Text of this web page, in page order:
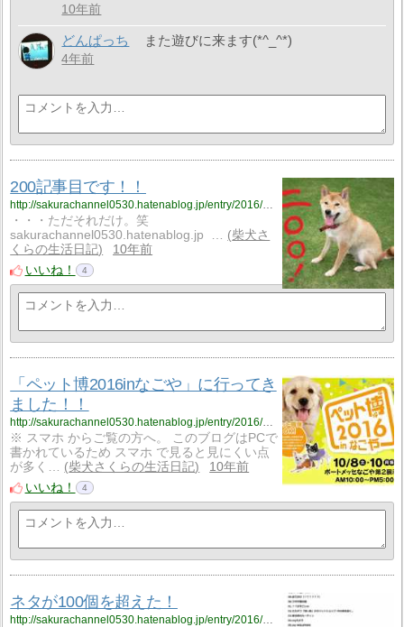
10年前
どんぱっち また遊びに来ます(*^_^*)
4年前
200記事目です！！
http://sakurachannel0530.hatenablog.jp/entry/2016/10/10/200%E8%A8%98%E4%BA%8B%E7%9B%AE%E3%81%A7%E3%81%99%EF%BC%81%EF%BC%81
・・・ただそれだけ。笑
sakurachannel0530.hatenablog.jp …
柴犬さ
くらの生活日記
10年前
いいね！
4
「ペット博2016inなごや」に行ってき
ました！！
http://sakurachannel0530.hatenablog.jp/entry/2016/10/10/%E3%80%8C%E3%83%9A%E3%83%83%E3%83%88%E5%8D%9A2016in%E3%81%AA%E3%81%94%E3%82%84%E3%80%8D%E3%81%AB%E8%A1%8C%E3%81%A3%E3%81%A6%E3%81%8D%E3%81%BE%E3%81%97%E3%81%9F%EF%BC%81%EF%BC%81
※ スマホ からご覧の方へ。 このブログはPCで
書かれているため スマホ で見ると見にくい点
が多く…
柴犬さくらの生活日記
10年前
いいね！
4
ネタが100個を超えた！
http://sakurachannel0530.hatenablog.jp/entry/2016/10/09/%E3%83%8D%E3%82%BF%E3%81%8C100%E5%80%8B%E3%82%92%E8%B6%85%E3%81%88%E3%81%9F%EF%BC%81